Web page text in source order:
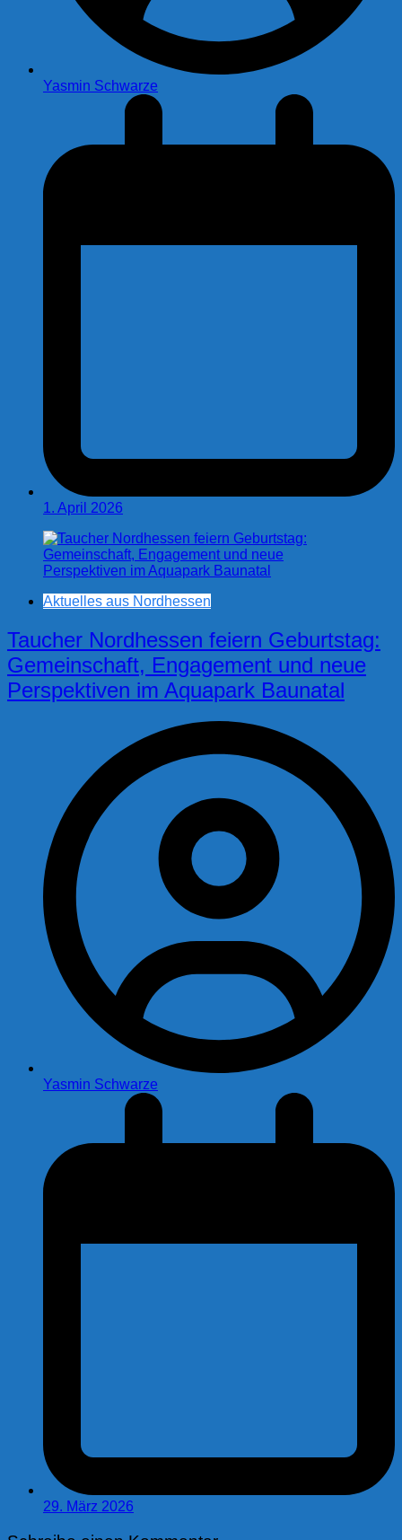
Yasmin Schwarze
1. April 2026
Aktuelles aus Nordhessen
Taucher Nordhessen feiern Geburtstag:
Gemeinschaft, Engagement und neue
Perspektiven im Aquapark Baunatal
Yasmin Schwarze
29. März 2026